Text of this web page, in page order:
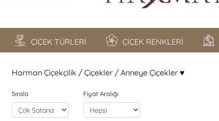
ÇİÇEK TÜRLERİ ÇİÇEK RENKLERİ
Harman Çiçekçilik / Çiçekler / Anneye Çiçekler ♥️
Sırala Fiyat Aralığı